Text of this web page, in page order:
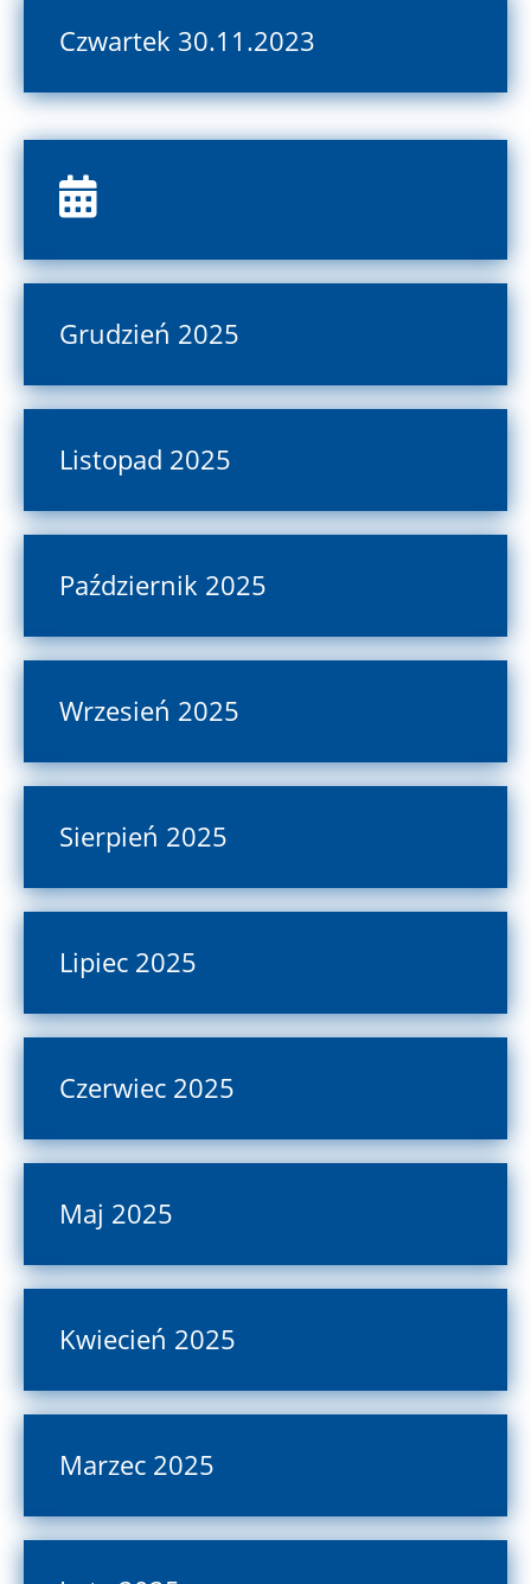
Czwartek 30.11.2023
Grudzień 2025
Listopad 2025
Październik 2025
Wrzesień 2025
Sierpień 2025
Lipiec 2025
Czerwiec 2025
Maj 2025
Kwiecień 2025
Marzec 2025